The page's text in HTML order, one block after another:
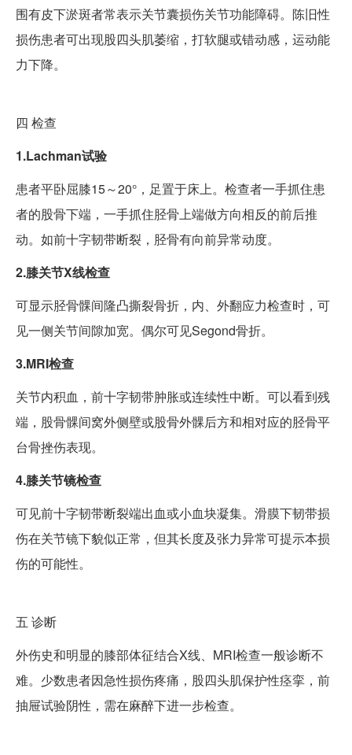
围有皮下淤斑者常表示关节囊损伤关节功能障碍。陈旧性
损伤患者可出现股四头肌萎缩，打软腿或错动感，运动能
力下降。
四 检查
1.Lachman试验
患者平卧屈膝15～20°，足置于床上。检查者一手抓住患
者的股骨下端，一手抓住胫骨上端做方向相反的前后推
动。如前十字韧带断裂，胫骨有向前异常动度。
2.膝关节X线检查
可显示胫骨髁间隆凸撕裂骨折，内、外翻应力检查时，可
见一侧关节间隙加宽。偶尔可见Segond骨折。
3.MRI检查
关节内积血，前十字韧带肿胀或连续性中断。可以看到残
端，股骨髁间窝外侧壁或股骨外髁后方和相对应的胫骨平
台骨挫伤表现。
4.膝关节镜检查
可见前十字韧带断裂端出血或小血块凝集。滑膜下韧带损
伤在关节镜下貌似正常，但其长度及张力异常可提示本损
伤的可能性。
五 诊断
外伤史和明显的膝部体征结合X线、MRI检查一般诊断不
难。少数患者因急性损伤疼痛，股四头肌保护性痉挛，前
抽屉试验阴性，需在麻醉下进一步检查。